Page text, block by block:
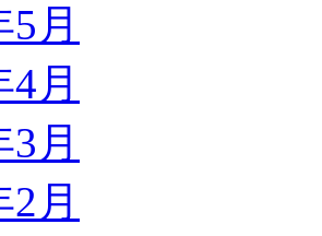
月
月
月
月